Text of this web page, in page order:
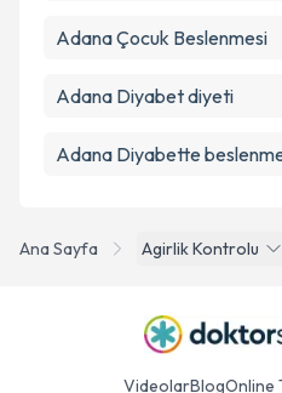
Ana Sayfa Agirlik Kontrolu
Adana Çocuk Beslenmesi
Adana Diyabet diyeti
Adana Diyabette
VideolarBlogOnline